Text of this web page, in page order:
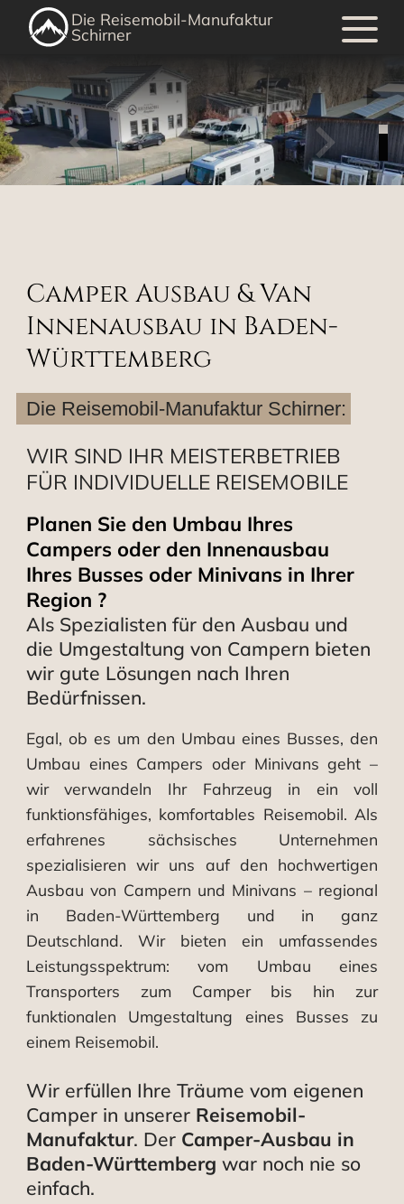
Die Reisemobil-Manufaktur
Schirner
4
Camper Ausbau & Van
Innenausbau in Baden-
Württemberg
Die Reisemobil-Manufaktur Schirner:
WIR SIND IHR MEISTERBETRIEB
FÜR INDIVIDUELLE REISEMOBILE
Planen Sie den Umbau Ihres
Campers oder den Innenausbau
Ihres Busses oder Minivans in Ihrer
Region ?
Als Spezialisten für den Ausbau und
die Umgestaltung von Campern bieten
wir gute Lösungen nach Ihren
Bedürfnissen.
Egal, ob es um den Umbau eines Busses, den
Umbau eines Campers oder Minivans geht –
wir verwandeln Ihr Fahrzeug in ein voll
funktionsfähiges, komfortables Reisemobil. Als
erfahrenes sächsisches Unternehmen
spezialisieren wir uns auf den hochwertigen
Ausbau von Campern und Minivans – regional
in Baden-Württemberg und in ganz
Deutschland. Wir bieten ein umfassendes
Leistungsspektrum: vom Umbau eines
Transporters zum Camper bis hin zur
funktionalen Umgestaltung eines Busses zu
einem Reisemobil.
Wir erfüllen Ihre Träume vom eigenen
Camper in unserer Reisemobil-
Manufaktur. Der Camper-Ausbau in
Baden-Württemberg war noch nie so
einfach.